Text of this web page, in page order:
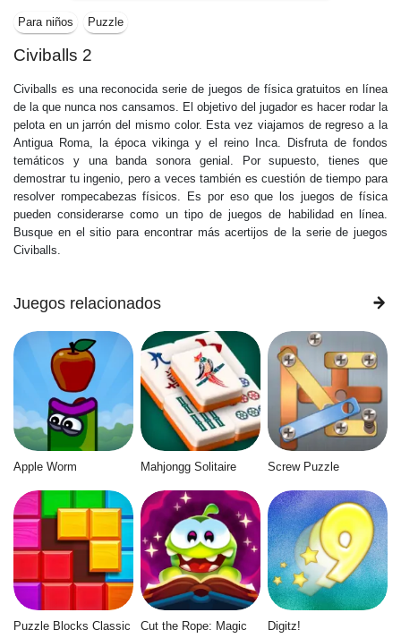
Para niños Puzzle
Civiballs 2
Civiballs es una reconocida serie de juegos de física gratuitos en línea
de la que nunca nos cansamos. El objetivo del jugador es hacer rodar la
pelota en un jarrón del mismo color. Esta vez viajamos de regreso a la
Antigua Roma, la época vikinga y el reino Inca. Disfruta de fondos
temáticos y una banda sonora genial. Por supuesto, tienes que
demostrar tu ingenio, pero a veces también es cuestión de tiempo para
resolver rompecabezas físicos. Es por eso que los juegos de física
pueden considerarse como un tipo de juegos de habilidad en línea.
Busque en el sitio para encontrar más acertijos de la serie de juegos
Civiballs.
Juegos relacionados
Apple Worm Mahjongg Solitaire Screw Puzzle
Puzzle Blocks Classic Cut the Rope: Magic Digitz!